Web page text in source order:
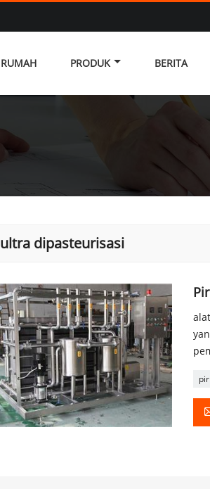
RUMAH PRODUK BERITA
ultra dipasteurisasi